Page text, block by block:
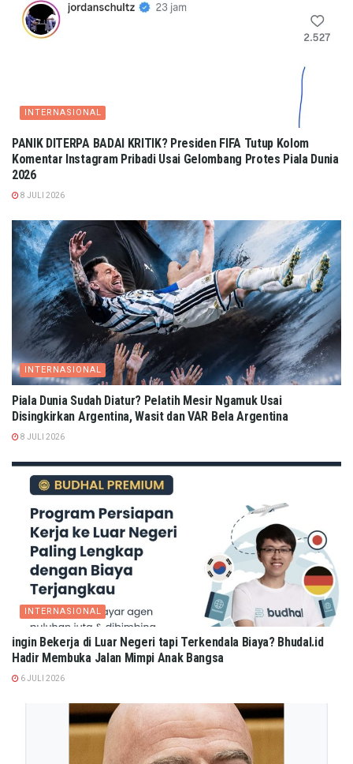
INTERNASIONAL
PANIK DITERPA BADAI KRITIK? Presiden FIFA Tutup Kolom
Komentar Instagram Pribadi Usai Gelombang Protes Piala Dunia
2026
8 JULI 2026
INTERNASIONAL
Piala Dunia Sudah Diatur? Pelatih Mesir Ngamuk Usai
Disingkirkan Argentina, Wasit dan VAR Bela Argentina
8 JULI 2026
INTERNASIONAL
ingin Bekerja di Luar Negeri tapi Terkendala Biaya? Bhudal.id
Hadir Membuka Jalan Mimpi Anak Bangsa
6 JULI 2026